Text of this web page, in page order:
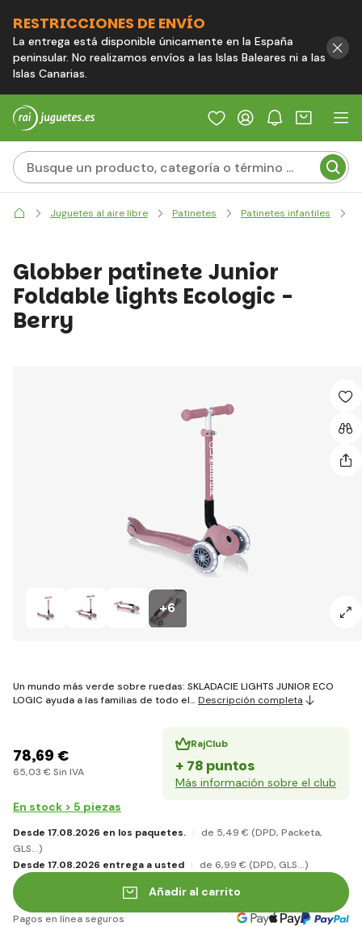
RESTRICCIONES DE ENVÍO
La entrega está disponible únicamente en la España
peninsular. No realizamos envíos a las Islas Baleares ni a las
Islas Canarias.
Juguetes al aire libre Patinetes Patinetes infantiles
+6
Globber patinete Junior
Foldable lights Ecologic -
Berry
Un mundo más verde sobre ruedas: SKLADACIE LIGHTS JUNIOR ECO
LOGIC ayuda a las familias de todo el… Descripción completa
78,69 €
65,03 € Sin IVA
RajClub
+ 78 puntos
Más información sobre el club
En stock > 5 piezas
Desde 17.08.2026 en los paquetes. de 5,49 € (DPD, Packeta,
GLS...)
Desde 17.08.2026 entrega a usted
de 6,99 € (DPD, GLS...)
Añadir al carrito
Pagos en línea seguros